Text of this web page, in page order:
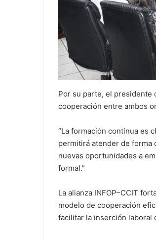
Por su parte, el presidente
cooperación entre ambos
“La formación continua es
permitirá atender de forma
nuevas oportunidades a
formal.”
La alianza INFOP–CCIT
modelo de cooperación
facilitar la inserción laboral